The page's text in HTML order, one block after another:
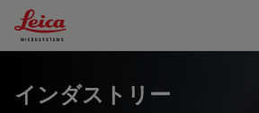
Leica Microsystems Logo
インダストリー